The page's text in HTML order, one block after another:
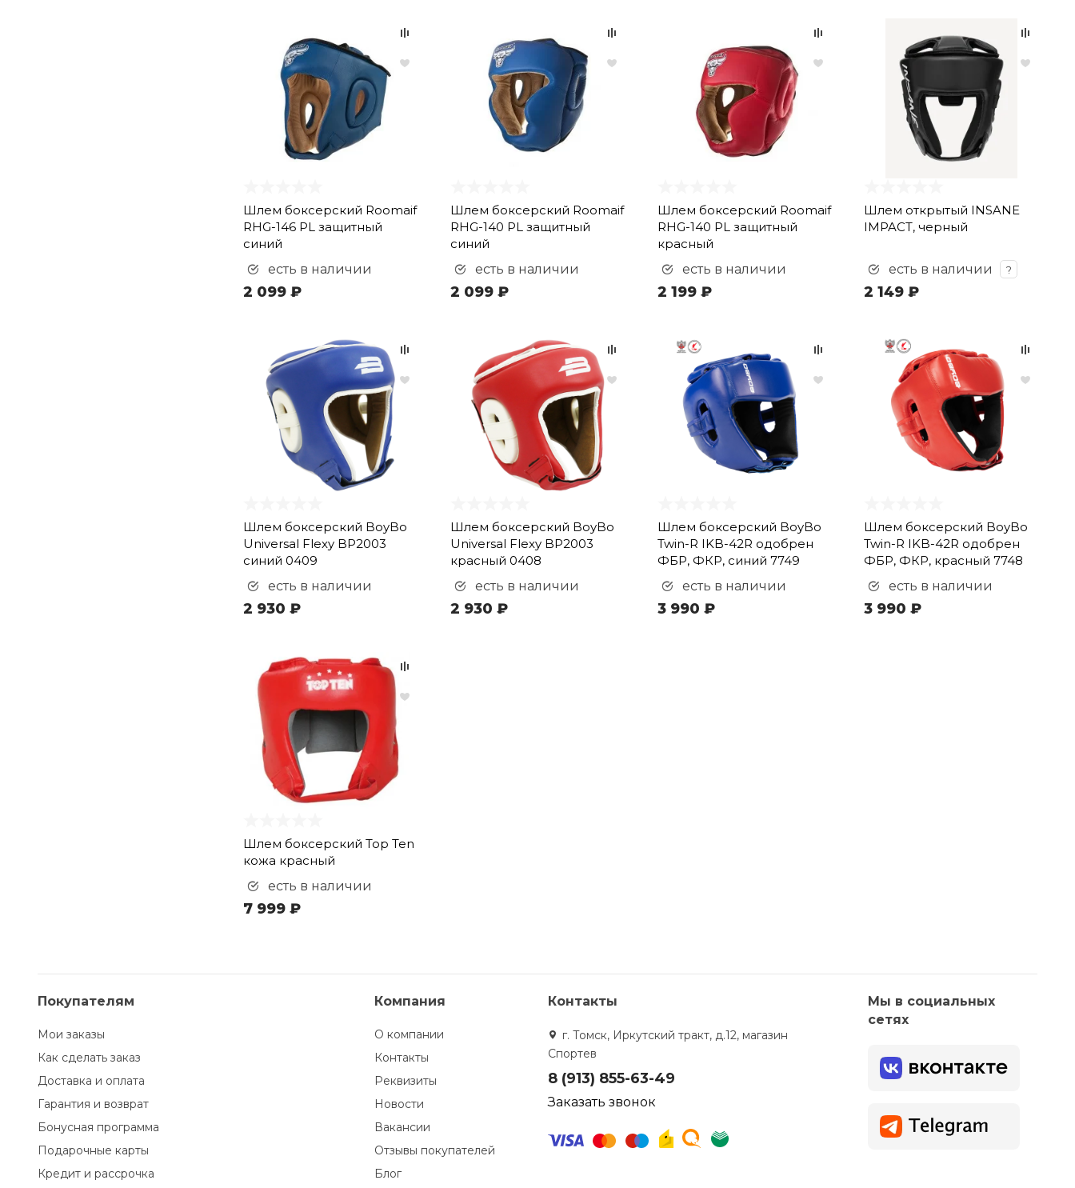
Шлем боксерский Roomaif
RHG-146 PL защитный
синий
есть в наличии
2 099 ₽
Шлем боксерский Roomaif
RHG-140 PL защитный
синий
есть в наличии
2 099 ₽
Шлем боксерский Roomaif
RHG-140 PL защитный
красный
есть в наличии
2 199 ₽
Шлем открытый INSANE
IMPACT, черный
есть в наличии ?
2 149 ₽
Шлем боксерский BoyBo
Universal Flexy BP2003
синий 0409
есть в наличии
2 930 ₽
Шлем боксерский BoyBo
Universal Flexy BP2003
красный 0408
есть в наличии
2 930 ₽
Шлем боксерский BoyBo
Twin-R IKB-42R одобрен
ФБР, ФКР, синий 7749
есть в наличии
3 990 ₽
Шлем боксерский BoyBo
Twin-R IKB-42R одобрен
ФБР, ФКР, красный 7748
есть в наличии
3 990 ₽
Шлем боксерский Top Ten
кожа красный
есть в наличии
7 999 ₽
Покупателям
Мои заказы
Как сделать заказ
Доставка и оплата
Гарантия и возврат
Бонусная программа
Подарочные карты
Кредит и рассрочка
Компания
О компании
Контакты
Реквизиты
Новости
Вакансии
Отзывы покупателей
Блог
Контакты
г. Томск, Иркутский тракт, д.12, магазин
Спортев
8 (913) 855-63-49
Заказать звонок
Мы в социальных
сетях